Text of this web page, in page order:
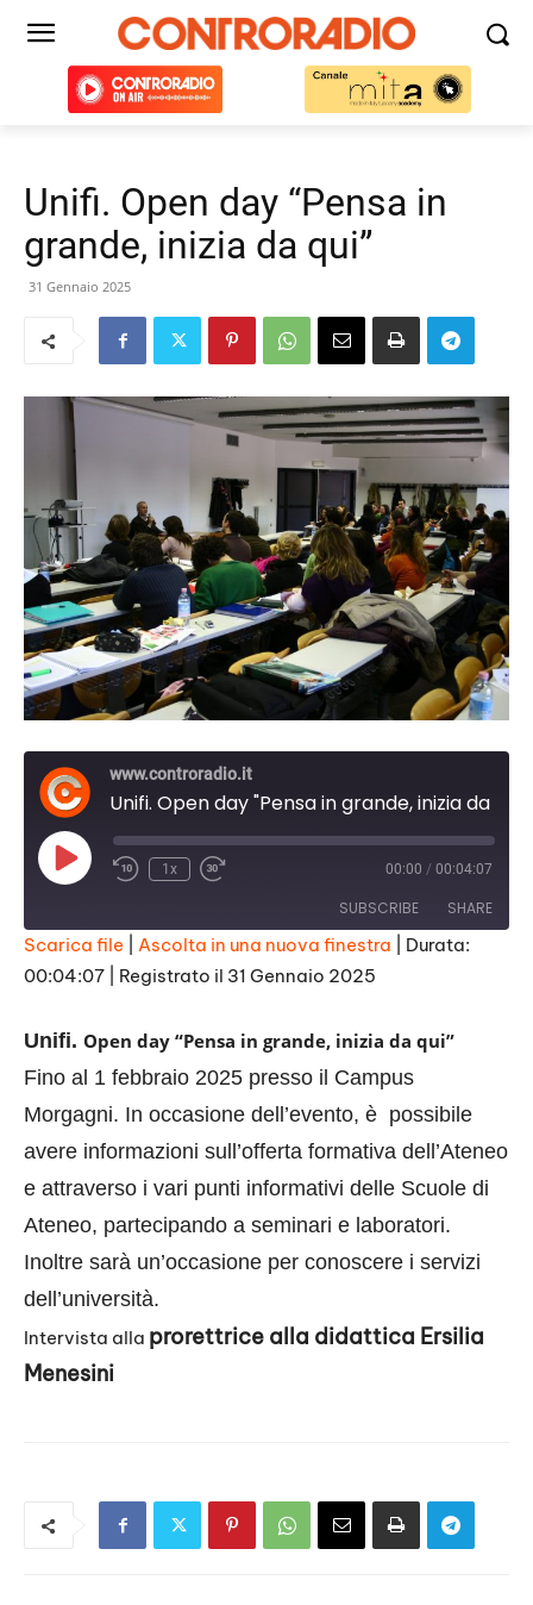
Unifi. Open day “Pensa in
grande, inizia da qui”
31 Gennaio 2025
www.controradio.it
Play
Episode
1x 00:00 / 00:04:07
SUBSCRIBE SHARE
SHARE
LINK
EMBED
Scarica file Ascolta in una nuova finestra
Durata:
00:04:07
Registrato il 31 Gennaio 2025
Unifi. Open day “Pensa in grande, inizia da qui”
Fino al 1 febbraio 2025 presso il Campus
Morgagni. In occasione dell’evento, è possibile
avere informazioni sull’offerta formativa dell’Ateneo
e attraverso i vari punti informativi delle Scuole di
Ateneo, partecipando a seminari e laboratori.
Inoltre sarà un’occasione per conoscere i servizi
dell’università.
Intervista alla prorettrice alla didattica Ersilia
Menesini